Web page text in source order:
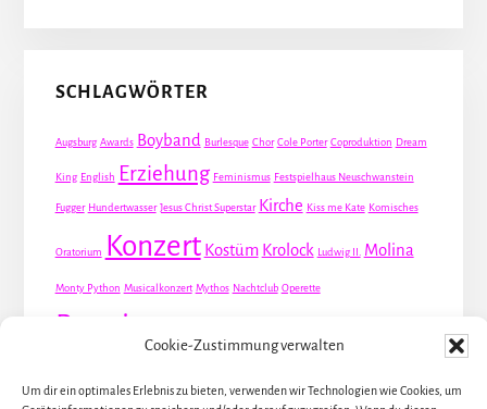
Cookie-Zustimmung verwalten
Um dir ein optimales Erlebnis zu bieten, verwenden wir Technologien wie Cookies, um
SCHLAGWÖRTER
Augsburg Awards Boyband Burlesque Chor Cole Porter Coproduktion Dream
King English Erziehung Feminismus Festspielhaus Neuschwanstein
Fugger Hundertwasser Jesus Christ Superstar Kirche Kiss me Kate Komisches
Oratorium Konzert Kostüm Krolock Ludwig II. Molina
Monty Python Musicalkonzert Mythos Nachtclub Operette
Premiere